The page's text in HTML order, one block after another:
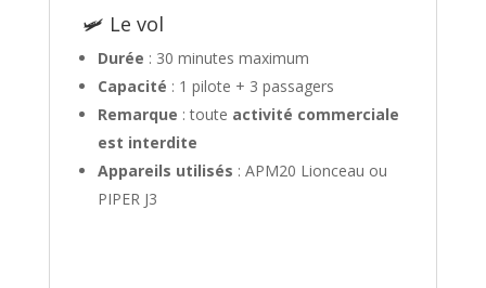
🛩 Le vol
Durée : 30 minutes maximum
Capacité : 1 pilote + 3 passagers
Remarque : toute activité commerciale
est interdite
Appareils utilisés : APM20 Lionceau ou
PIPER J3